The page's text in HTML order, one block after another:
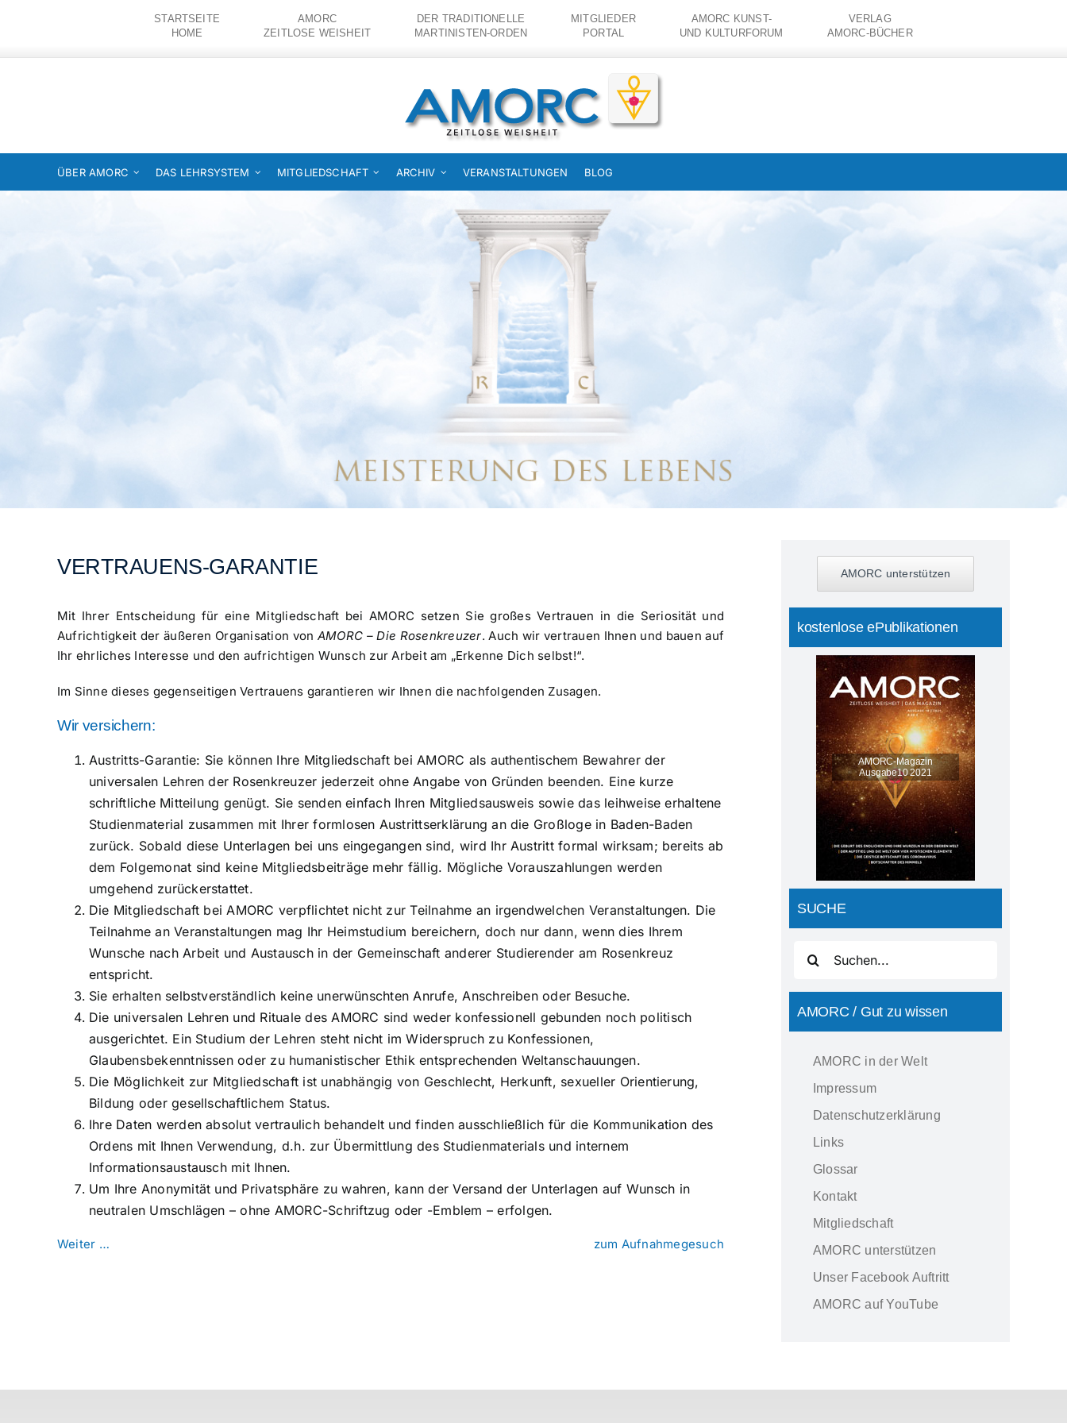
STARTSEITE
HOME
AMORC
ZEITLOSE WEISHEIT
DER TRADITIONELLE
MARTINISTEN-ORDEN
MITGLIEDER
PORTAL
AMORC KUNST-
UND KULTURFORUM
VERLAG
AMORC-BÜCHER
ÜBER AMORC DAS LEHRSYSTEM MITGLIEDSCHAFT ARCHIV VERANSTALTUNGEN BLOG
VERTRAUENS-GARANTIE
Mit Ihrer Entscheidung für eine Mitgliedschaft bei AMORC setzen Sie großes Vertrauen in die Seriosität und
Aufrichtigkeit der äußeren Organisation von AMORC – Die Rosenkreuzer. Auch wir vertrauen Ihnen und bauen auf
Ihr ehrliches Interesse und den aufrichtigen Wunsch zur Arbeit am „Erkenne Dich selbst!“.
Im Sinne dieses gegenseitigen Vertrauens garantieren wir Ihnen die nachfolgenden Zusagen.
Wir versichern:
Austritts-Garantie: Sie können Ihre Mitgliedschaft bei AMORC als authentischem Bewahrer der
universalen Lehren der Rosenkreuzer jederzeit ohne Angabe von Gründen beenden. Eine kurze
schriftliche Mitteilung genügt. Sie senden einfach Ihren Mitgliedsausweis sowie das leihweise erhaltene
Studienmaterial zusammen mit Ihrer formlosen Austrittserklärung an die Großloge in Baden-Baden
zurück. Sobald diese Unterlagen bei uns eingegangen sind, wird Ihr Austritt formal wirksam; bereits ab
dem Folgemonat sind keine Mitgliedsbeiträge mehr fällig. Mögliche Vorauszahlungen werden
umgehend zurückerstattet.
Die Mitgliedschaft bei AMORC verpflichtet nicht zur Teilnahme an irgendwelchen Veranstaltungen. Die
Teilnahme an Veranstaltungen mag Ihr Heimstudium bereichern, doch nur dann, wenn dies Ihrem
Wunsche nach Arbeit und Austausch in der Gemeinschaft anderer Studierender am Rosenkreuz
entspricht.
Sie erhalten selbstverständlich keine unerwünschten Anrufe, Anschreiben oder Besuche.
Die universalen Lehren und Rituale des AMORC sind weder konfessionell gebunden noch politisch
ausgerichtet. Ein Studium der Lehren steht nicht im Widerspruch zu Konfessionen,
Glaubensbekenntnissen oder zu humanistischer Ethik entsprechenden Weltanschauungen.
Die Möglichkeit zur Mitgliedschaft ist unabhängig von Geschlecht, Herkunft, sexueller Orientierung,
Bildung oder gesellschaftlichem Status.
Ihre Daten werden absolut vertraulich behandelt und finden ausschließlich für die Kommunikation des
Ordens mit Ihnen Verwendung, d.h. zur Übermittlung des Studienmaterials und internem
Informationsaustausch mit Ihnen.
Um Ihre Anonymität und Privatsphäre zu wahren, kann der Versand der Unterlagen auf Wunsch in
neutralen Umschlägen – ohne AMORC-Schriftzug oder -Emblem – erfolgen.
Weiter … zum Aufnahmegesuch
AMORC unterstützen
kostenlose ePublikationen
AMORC-Magazin
Ausgabe10 2021
SUCHE
nach:
AMORC / Gut zu wissen
AMORC in der Welt
Impressum
Datenschutzerklärung
Links
Glossar
Kontakt
Mitgliedschaft
AMORC unterstützen
Unser Facebook Auftritt
AMORC auf YouTube